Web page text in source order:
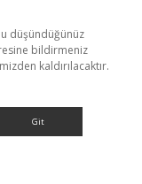
düşündüğünüz
bildirmeniz
kaldırılacaktır.